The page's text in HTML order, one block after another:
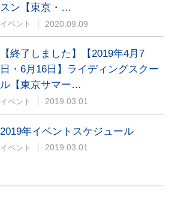
スン【東京・…
イベント 2020.09.09
【終了しました】【2019年4月7
日・6月16日】ライディングスクー
ル【東京サマー…
イベント 2019.03.01
2019年イベントスケジュール
イベント 2019.03.01